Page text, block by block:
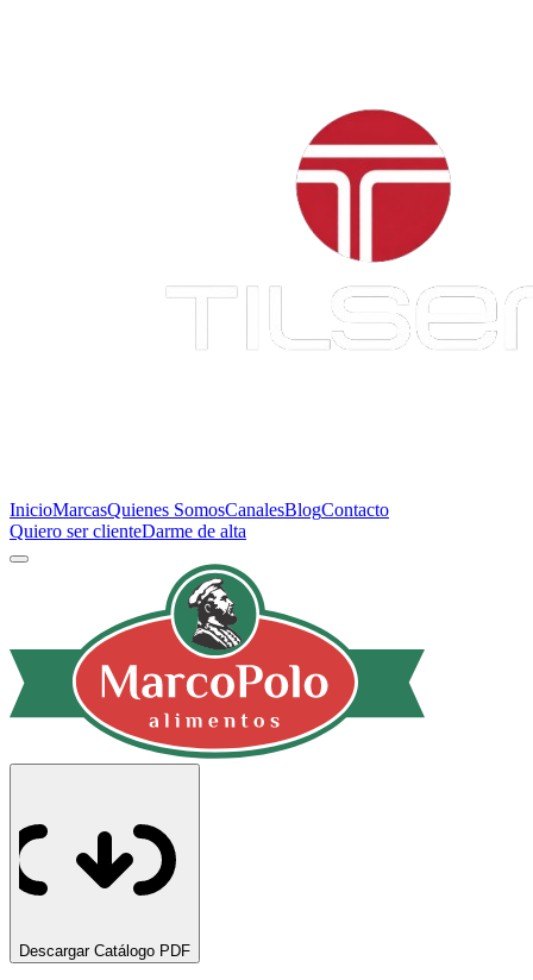
InicioMarcasQuienes SomosCanalesBlogContacto
Quiero ser clienteDarme de alta
Descargar Catálogo PDF